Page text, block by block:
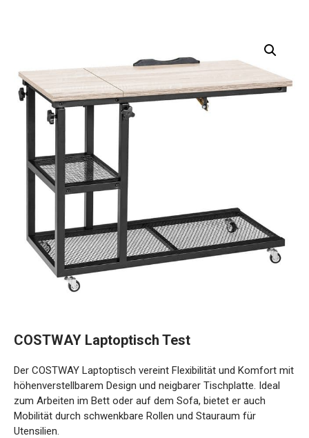
COSTWAY Laptoptisch Test
Der COSTWAY Laptoptisch vereint Flexibilität und Komfort mit
höhenverstellbarem Design und neigbarer Tischplatte. Ideal
zum Arbeiten im Bett oder auf dem Sofa, bietet er auch
Mobilität durch schwenkbare Rollen und Stauraum für
Utensilien.